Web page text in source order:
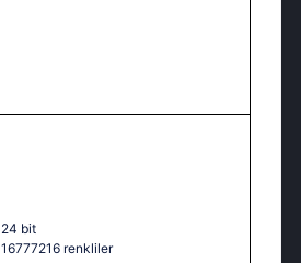
24 bit
16777216 renkliler